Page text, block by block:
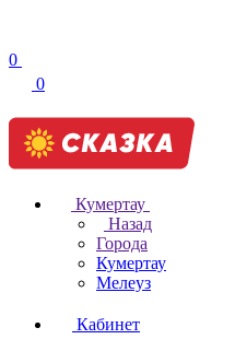
0
0
Кумертау
Назад
Города
Кумертау
Мелеуз
Кабинет